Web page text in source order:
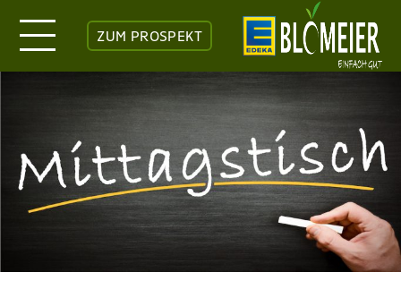
ZUM PROSPEKT